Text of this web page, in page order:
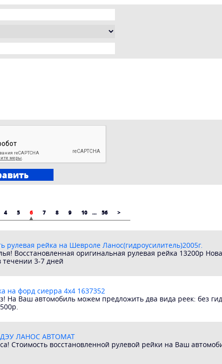
4 5 6 7 8 9 10 ... 56 >
рулевая рейка на Шевроле Ланос(гидроусилитель)2005г.
Восстановленная оригинальная рулевая рейка 13200р
3-7 дней
на форд сиерра 4х4 1637352
На Ваш автомобиль можем предложить два вида реек: без
ЛАНОС АВТОМАТ
Стоимость восстановленной рулевой рейки на Ваш